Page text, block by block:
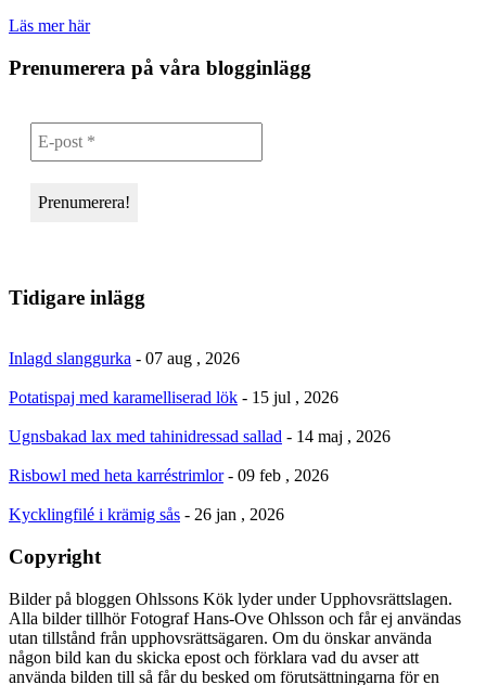
Läs mer här
Prenumerera på våra blogginlägg
Tidigare inlägg
Inlagd slanggurka - 07 aug , 2026
Potatispaj med karamelliserad lök - 15 jul , 2026
Ugnsbakad lax med tahinidressad sallad - 14 maj , 2026
Risbowl med heta karréstrimlor - 09 feb , 2026
Kycklingfilé i krämig sås - 26 jan , 2026
Copyright
Bilder på bloggen Ohlssons Kök lyder under Upphovsrättslagen.
Alla bilder tillhör Fotograf Hans-Ove Ohlsson och får ej användas
utan tillstånd från upphovsrättsägaren. Om du önskar använda
någon bild kan du skicka epost och förklara vad du avser att
använda bilden till så får du besked om förutsättningarna för en